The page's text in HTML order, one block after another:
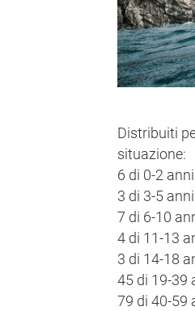
Distribuiti
situazione:
6 di 0-2 anni
3 di 3-5 anni
7 di 6-10
4 di 11-13
3 di 14-18
45 di 19-39
79 di 40-59